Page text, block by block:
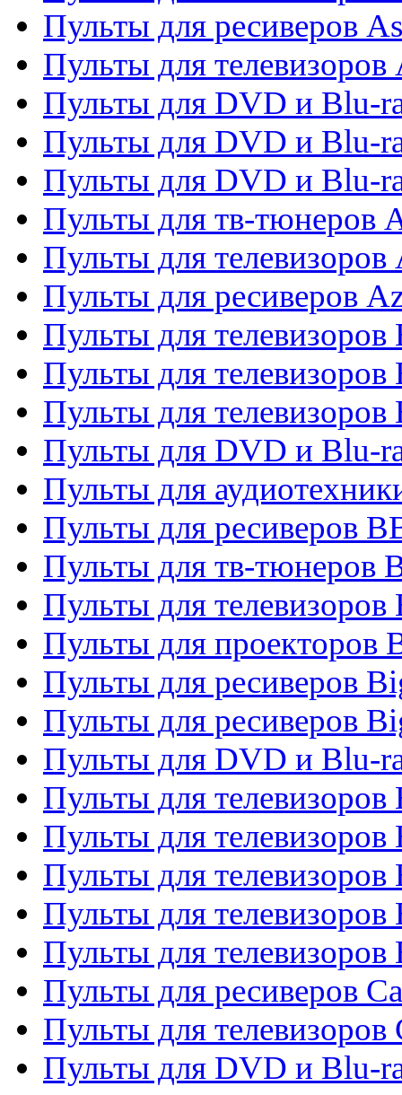
Пульты для ресиверов
Пульты для телевизоров
Пульты для DVD и Blu-
Пульты для DVD и Blu-
Пульты для DVD и Blu-
Пульты для тв-тюнеров
Пульты для телевизоров
Пульты для ресиверов
Пульты для
Пульты для
Пульты для
Пульты для DVD и Blu-
Пульты для
Пульты для ресиверов
Пульты для тв-тюнеров
Пульты для телевизоров
Пульты для проекторов
Пульты для ресиверов
Пульты для ресиверов
Пульты для DVD и Blu-
Пульты для телевизоров
Пульты для телевизоров
Пульты для телевизоров
Пульты для телевизоров
Пульты для телевизоров
Пульты для ресиверов
Пульты для телевизоров
Пульты для DVD и Blu-